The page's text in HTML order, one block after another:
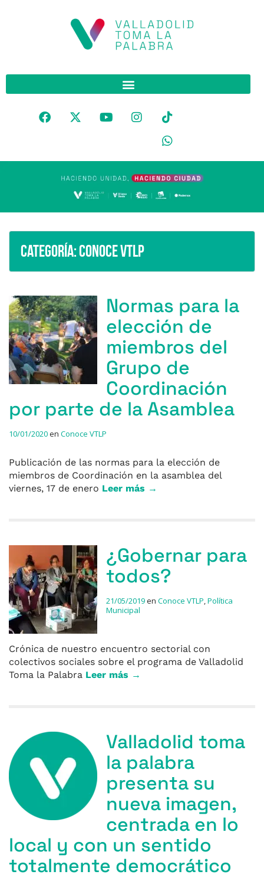
Categoría:Conoce VTLP
Normas para la
elección de
miembros del
Grupo de
Coordinación
por parte de la Asamblea
10/01/2020en Conoce VTLP
Publicación de las normas para la elección de
miembros de Coordinación en la asamblea del
viernes, 17 de enero Leer más →
¿Gobernar para
todos?
21/05/2019en Conoce VTLP,Política
Municipal
Crónica de nuestro encuentro sectorial con
colectivos sociales sobre el programa de Valladolid
Toma la Palabra Leer más →
Valladolid toma
la palabra
presenta su
nueva imagen,
centrada en lo
local y con un sentido
totalmente democrático